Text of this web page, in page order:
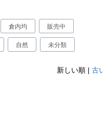
倉内均 販売中
自然 未分類
新しい順 | 古